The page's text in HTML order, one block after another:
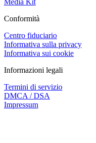
Conformità
Centro fiduciario
Informativa sulla privacy
Informativa sui cookie
Informazioni legali
Termini di servizio
DMCA / DSA
Impressum